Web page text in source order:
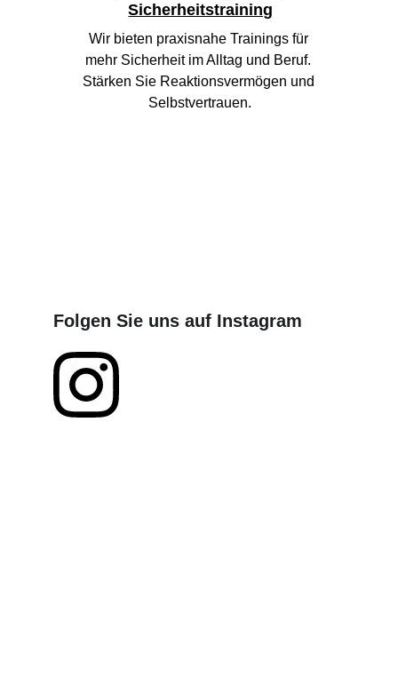
Sicherheitstraining
Wir bieten praxisnahe Trainings für
mehr Sicherheit im Alltag und Beruf.
Stärken Sie Reaktionsvermögen und
Selbstvertrauen.
Folgen Sie uns auf Instagram